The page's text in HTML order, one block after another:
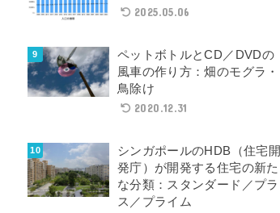
2025.05.06
ペットボトルとCD／DVDの
風車の作り方：畑のモグラ・
鳥除け
2020.12.31
シンガポールのHDB（住宅開
発庁）が開発する住宅の新た
な分類：スタンダード／プラ
ス／プライム